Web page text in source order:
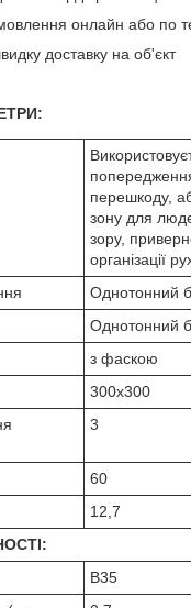
онлайн або по
доставку на об'єкт
перешкоду,
зону для
зору,
організації
Однотонний
Однотонний
з фаскою
300х300
3
60
12,7
B35